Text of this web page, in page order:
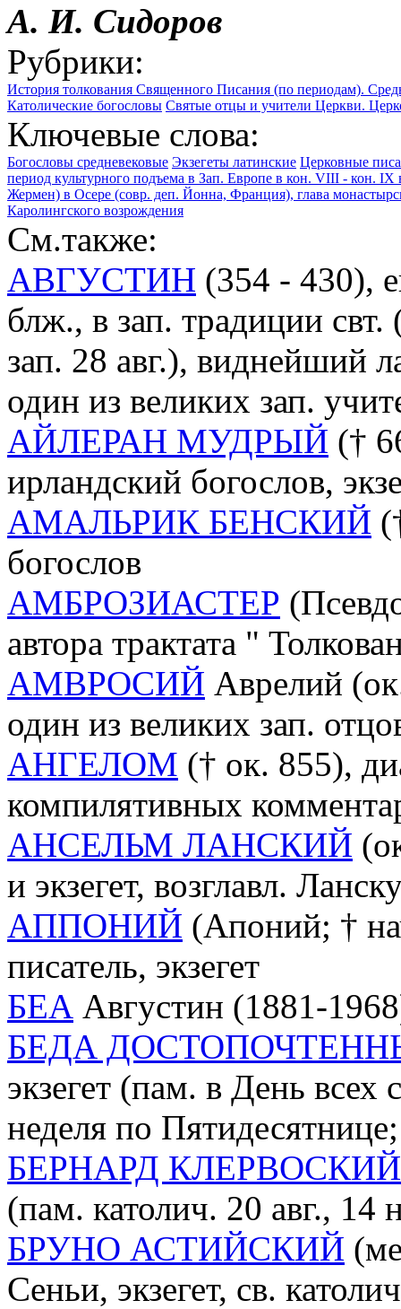
А. И. Сидоров
Рубрики:
История толкования Священного Писания (по периодам).
Католические богословы Святые отцы и учители Церкви.
Ключевые слова:
Богословы средневековые Экзегеты латинские Церковные
период культурного подъема в Зап. Европе в кон. VIII - кон. IX
Жермен) в Осере (совр. деп. Йонна, Франция), глава
Каролингского возрождения
См.также:
АВГУСТИН (354 - 430),
блж., в зап. традиции
зап. 28 авг.), виднейший
один из великих зап.
АЙЛЕРАН МУДРЫЙ (†
ирландский богослов,
АМАЛЬРИК БЕНСКИЙ
богослов
АМБРОЗИАСТЕР
автора трактата "
АМВРОСИЙ Аврелий
один из великих зап.
АНГЕЛОМ († ок. 855),
компилятивных
АНСЕЛЬМ ЛАНСКИЙ
и экзегет, возглавл.
АППОНИЙ (Апоний; †
писатель, экзегет
БЕА Августин (1881-
БЕДА
экзегет (пам. в День
неделя по
БЕРНАРД КЛЕРВОСКИЙ
(пам. католич. 20 авг., 14
БРУНО АСТИЙСКИЙ
Сеньи, экзегет, св.